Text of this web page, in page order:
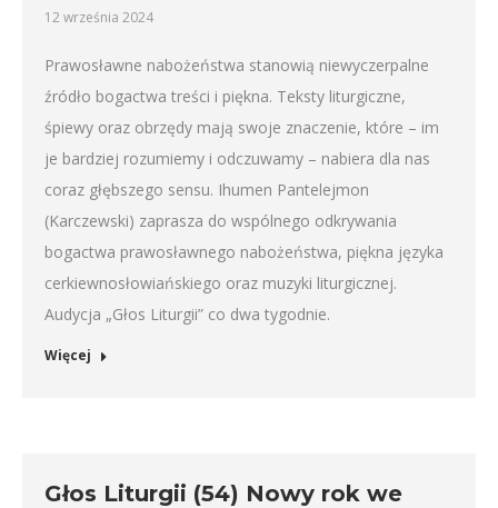
12 września 2024
Prawosławne nabożeństwa stanowią niewyczerpalne
źródło bogactwa treści i piękna. Teksty liturgiczne,
śpiewy oraz obrzędy mają swoje znaczenie, które – im
je bardziej rozumiemy i odczuwamy – nabiera dla nas
coraz głębszego sensu. Ihumen Pantelejmon
(Karczewski) zaprasza do wspólnego odkrywania
bogactwa prawosławnego nabożeństwa, piękna języka
cerkiewnosłowiańskiego oraz muzyki liturgicznej.
Audycja „Głos Liturgii” co dwa tygodnie.
Więcej
Głos Liturgii (54) Nowy rok we